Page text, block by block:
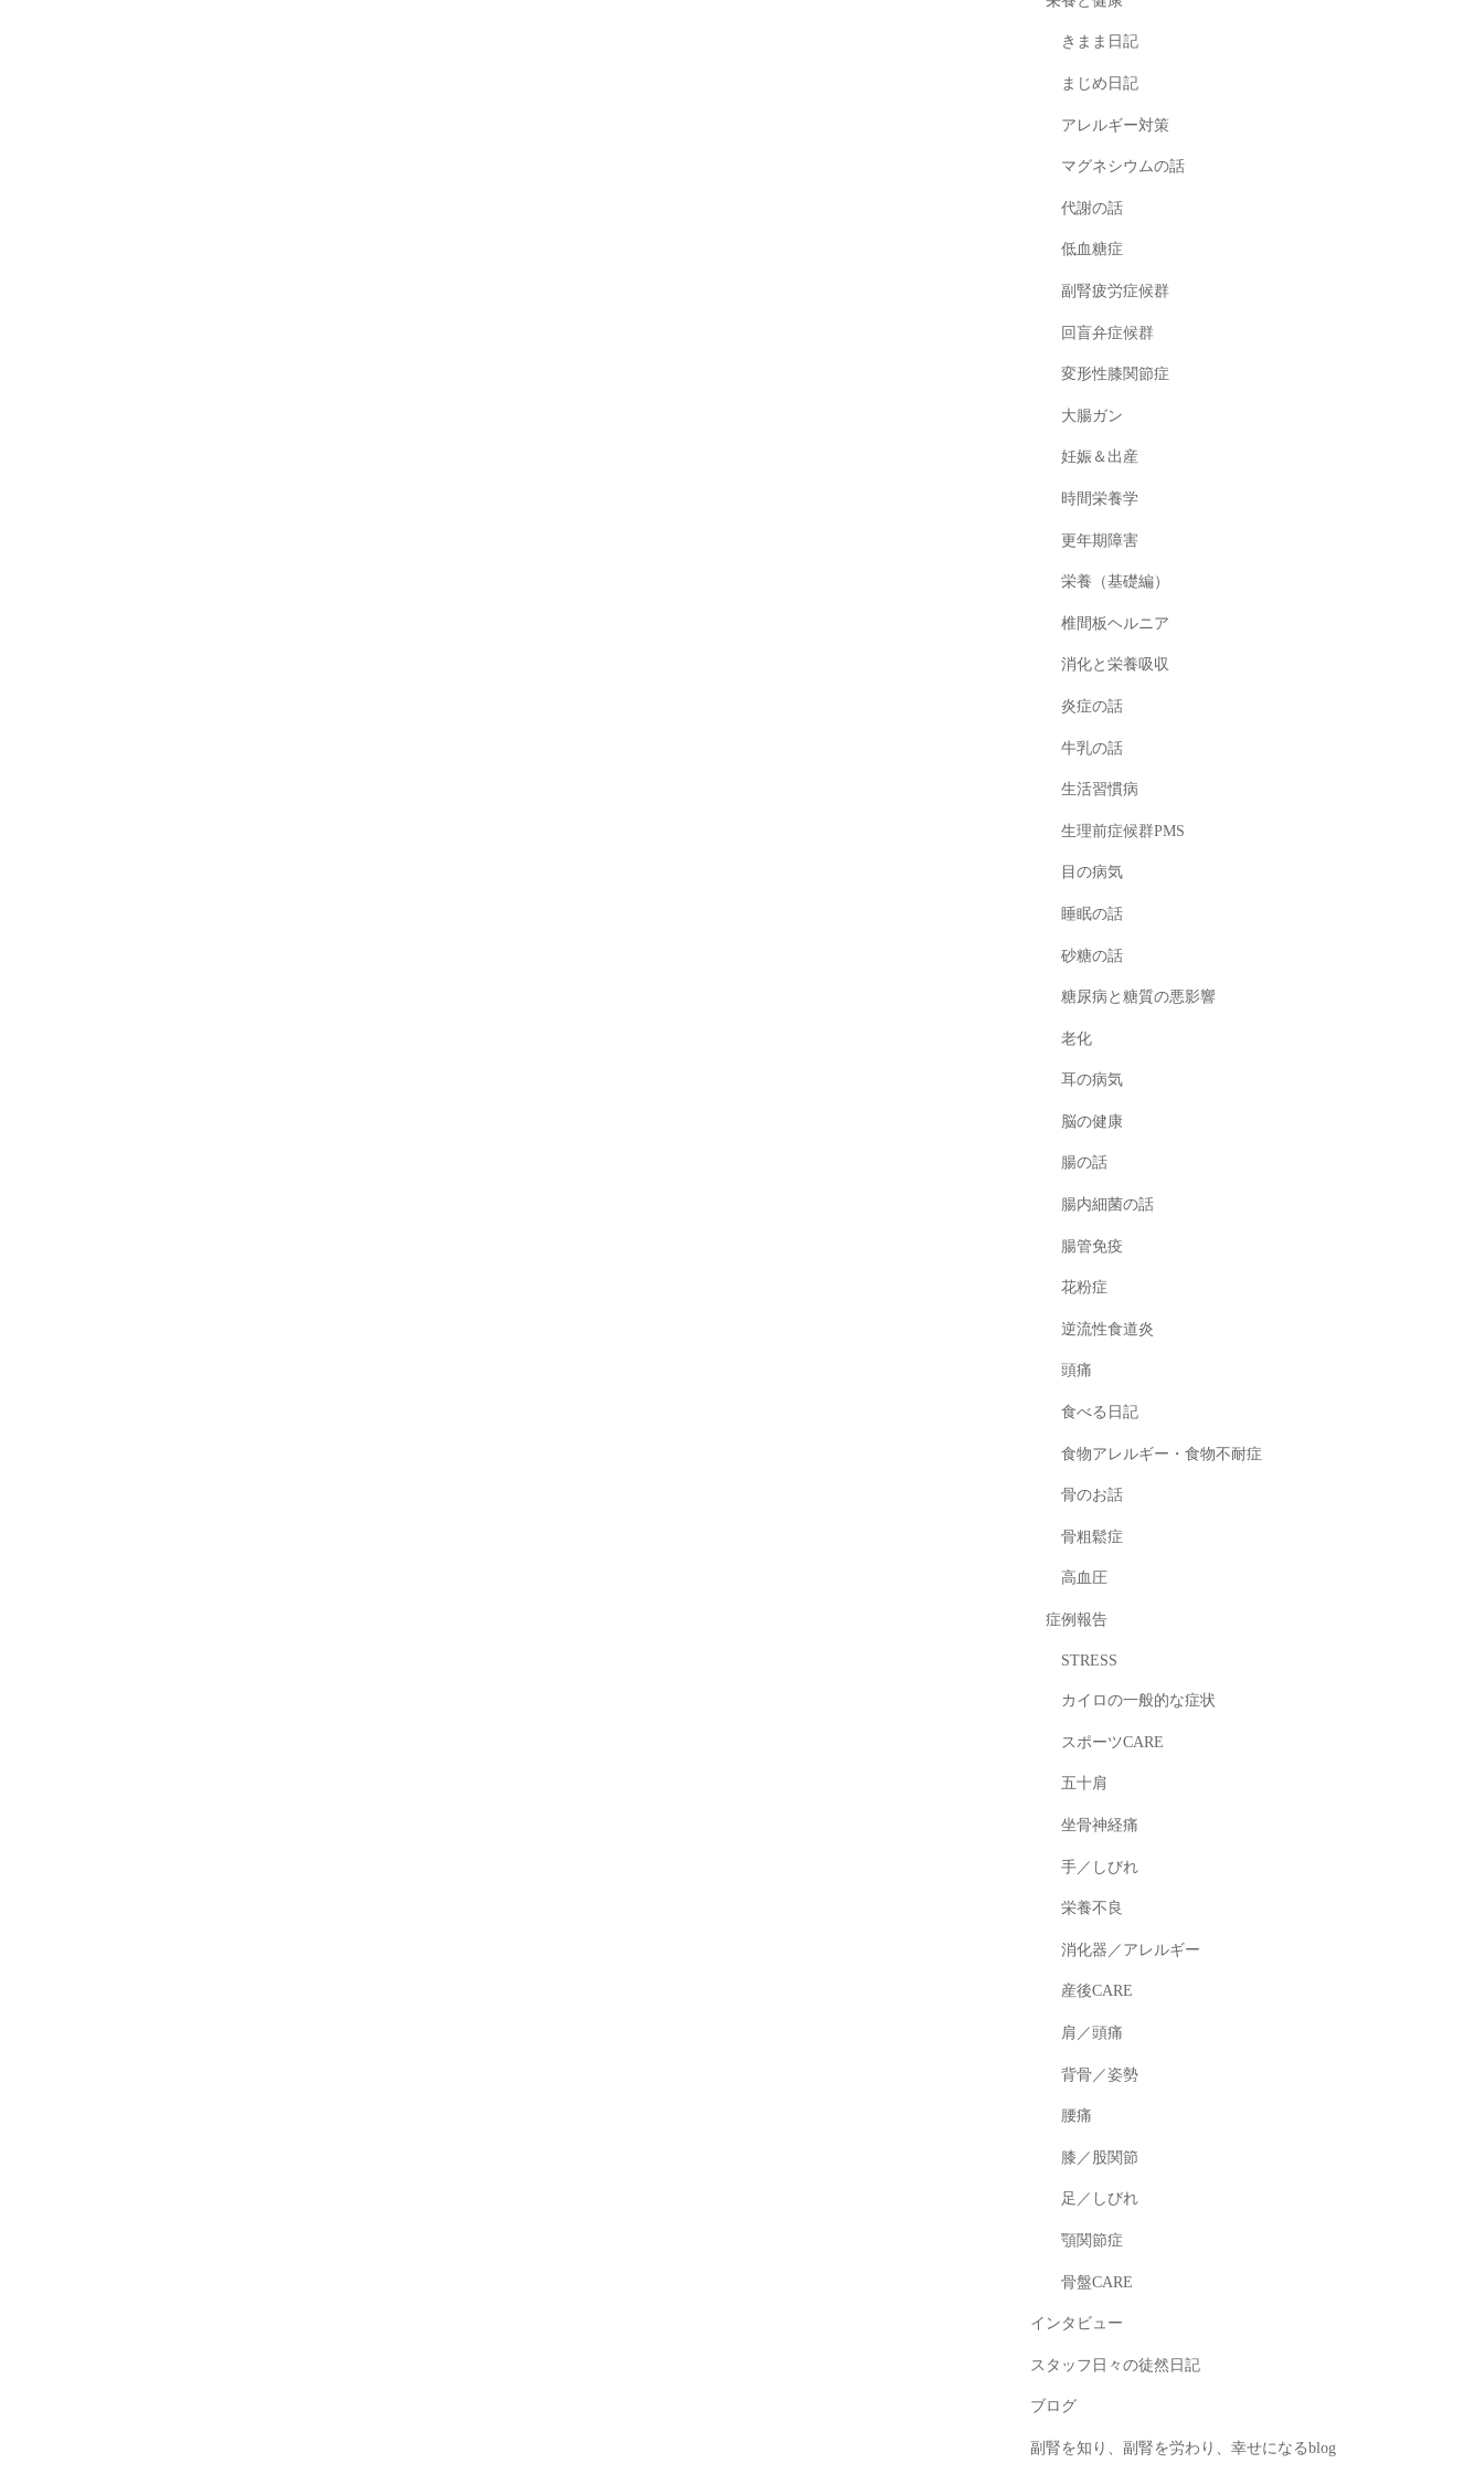
きまま日記
まじめ日記
アレルギー対策
マグネシウムの話
代謝の話
低血糖症
副腎疲労症候群
回盲弁症候群
変形性膝関節症
大腸ガン
妊娠＆出産
時間栄養学
更年期障害
栄養（基礎編）
椎間板ヘルニア
消化と栄養吸収
炎症の話
牛乳の話
生活習慣病
生理前症候群PMS
目の病気
睡眠の話
砂糖の話
糖尿病と糖質の悪影響
老化
耳の病気
脳の健康
腸の話
腸内細菌の話
腸管免疫
花粉症
逆流性食道炎
頭痛
食べる日記
食物アレルギー・食物不耐症
骨のお話
骨粗鬆症
高血圧
症例報告
STRESS
カイロの一般的な症状
スポーツCARE
五十肩
坐骨神経痛
手／しびれ
栄養不良
消化器／アレルギー
産後CARE
肩／頭痛
背骨／姿勢
腰痛
膝／股関節
足／しびれ
顎関節症
骨盤CARE
インタビュー
スタッフ日々の徒然日記
ブログ
副腎を知り、副腎を労わり、幸せになるblog